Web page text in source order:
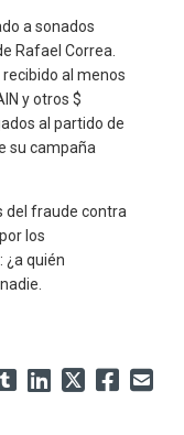
a sonados
Rafael Correa.
al menos
y otros $
al partido de
su campaña
del fraude contra
los
¿a quién